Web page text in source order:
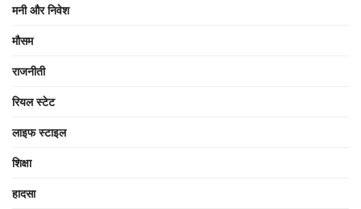
मनी और निवेश
मौसम
राजनीती
रियल स्टेट
लाइफ स्टाइल
शिक्षा
हादसा